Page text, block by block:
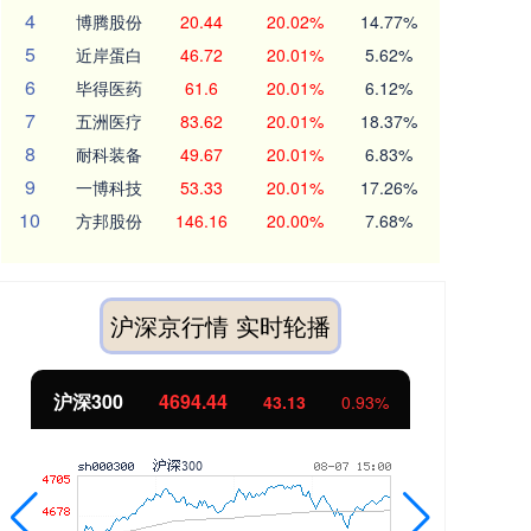
4 博腾股份 20.44 20.02% 14.77%
5 近岸蛋白 46.72 20.01% 5.62%
6 毕得医药 61.6 20.01% 6.12%
7 五洲医疗 83.62 20.01% 18.37%
8 耐科装备 49.67 20.01% 6.83%
9 一博科技 53.33 20.01% 17.26%
10 方邦股份 146.16 20.00% 7.68%
沪深京行情 实时轮播
北证50 1134.24 11.37 1.01%